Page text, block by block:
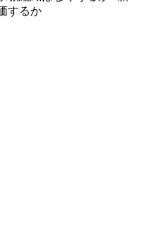
するか